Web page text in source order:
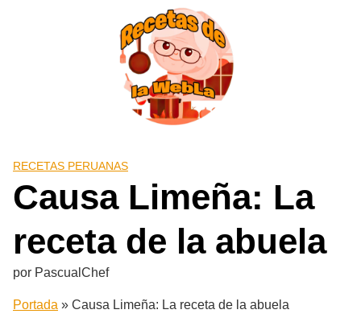
RECETAS PERUANAS
Causa Limeña: La
receta de la abuela
por PascualChef
Portada » Causa Limeña: La receta de la abuela